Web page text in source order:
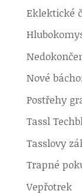
Eklektické
Nové
Postřehy
Tassl
Tasslovy
Trapné
Vepřotrek